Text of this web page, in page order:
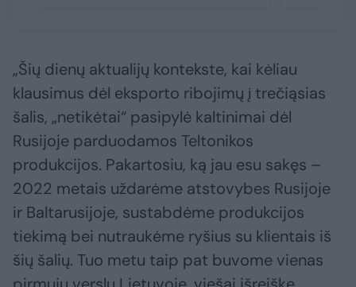
„Šių dienų aktualijų kontekste, kai kėliau
klausimus dėl eksporto ribojimų į trečiąsias
šalis, „netikėtai“ pasipylė kaltinimai dėl
Rusijoje parduodamos Teltonikos
produkcijos. Pakartosiu, ką jau esu sakęs –
2022 metais uždarėme atstovybes Rusijoje
ir Baltarusijoje, sustabdėme produkcijos
tiekimą bei nutraukėme ryšius su klientais iš
šių šalių. Tuo metu taip pat buvome vienas